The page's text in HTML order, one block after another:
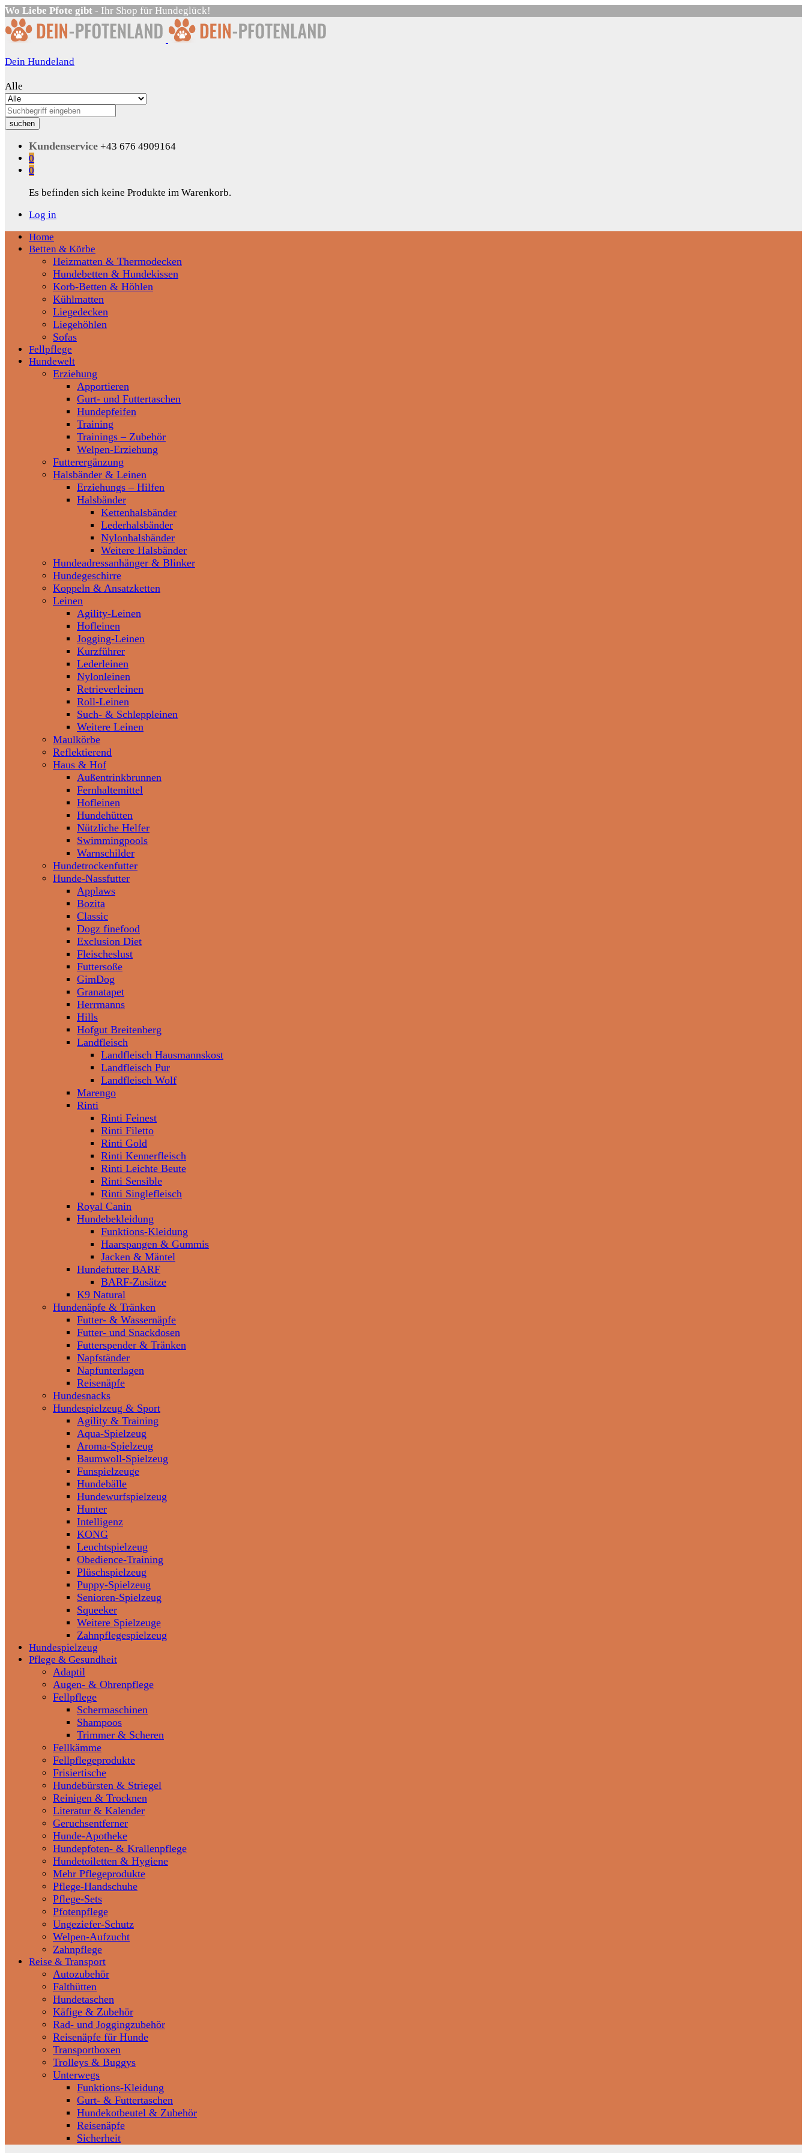
Wo Liebe Pfote gibt - Ihr Shop für Hundeglück!
Dein Hundeland
Alle
suchen
Kundenservice +43 676 4909164
0
0
Es befinden sich keine Produkte im Warenkorb.
Log in
Home
Betten & Körbe
Heizmatten & Thermodecken
Hundebetten & Hundekissen
Korb-Betten & Höhlen
Kühlmatten
Liegedecken
Liegehöhlen
Sofas
Fellpflege
Hundewelt
Erziehung
Apportieren
Gurt- und Futtertaschen
Hundepfeifen
Training
Trainings – Zubehör
Welpen-Erziehung
Futterergänzung
Halsbänder & Leinen
Erziehungs – Hilfen
Halsbänder
Kettenhalsbänder
Lederhalsbänder
Nylonhalsbänder
Weitere Halsbänder
Hundeadressanhänger & Blinker
Hundegeschirre
Koppeln & Ansatzketten
Leinen
Agility-Leinen
Hofleinen
Jogging-Leinen
Kurzführer
Lederleinen
Nylonleinen
Retrieverleinen
Roll-Leinen
Such- & Schleppleinen
Weitere Leinen
Maulkörbe
Reflektierend
Haus & Hof
Außentrinkbrunnen
Fernhaltemittel
Hofleinen
Hundehütten
Nützliche Helfer
Swimmingpools
Warnschilder
Hundetrockenfutter
Hunde-Nassfutter
Applaws
Bozita
Classic
Dogz finefood
Exclusion Diet
Fleischeslust
Futtersoße
GimDog
Granatapet
Herrmanns
Hills
Hofgut Breitenberg
Landfleisch
Landfleisch Hausmannskost
Landfleisch Pur
Landfleisch Wolf
Marengo
Rinti
Rinti Feinest
Rinti Filetto
Rinti Gold
Rinti Kennerfleisch
Rinti Leichte Beute
Rinti Sensible
Rinti Singlefleisch
Royal Canin
Hundebekleidung
Funktions-Kleidung
Haarspangen & Gummis
Jacken & Mäntel
Hundefutter BARF
BARF-Zusätze
K9 Natural
Hundenäpfe & Tränken
Futter- & Wassernäpfe
Futter- und Snackdosen
Futterspender & Tränken
Napfständer
Napfunterlagen
Reisenäpfe
Hundesnacks
Hundespielzeug & Sport
Agility & Training
Aqua-Spielzeug
Aroma-Spielzeug
Baumwoll-Spielzeug
Funspielzeuge
Hundebälle
Hundewurfspielzeug
Hunter
Intelligenz
KONG
Leuchtspielzeug
Obedience-Training
Plüschspielzeug
Puppy-Spielzeug
Senioren-Spielzeug
Squeeker
Weitere Spielzeuge
Zahnpflegespielzeug
Hundespielzeug
Pflege & Gesundheit
Adaptil
Augen- & Ohrenpflege
Fellpflege
Schermaschinen
Shampoos
Trimmer & Scheren
Fellkämme
Fellpflegeprodukte
Frisiertische
Hundebürsten & Striegel
Reinigen & Trocknen
Literatur & Kalender
Geruchsentferner
Hunde-Apotheke
Hundepfoten- & Krallenpflege
Hundetoiletten & Hygiene
Mehr Pflegeprodukte
Pflege-Handschuhe
Pflege-Sets
Pfotenpflege
Ungeziefer-Schutz
Welpen-Aufzucht
Zahnpflege
Reise & Transport
Autozubehör
Falthütten
Hundetaschen
Käfige & Zubehör
Rad- und Joggingzubehör
Reisenäpfe für Hunde
Transportboxen
Trolleys & Buggys
Unterwegs
Funktions-Kleidung
Gurt- & Futtertaschen
Hundekotbeutel & Zubehör
Reisenäpfe
Sicherheit